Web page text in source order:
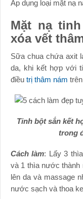
Áp dụng loại mặt nạ
Mặt nạ
xóa vết
Sữa chua chứa axit
da, khi kết hợp với
điều trị thâm nám
Tinh bột sắn kết
trong
Cách làm: Lấy 3
và 1 thìa nước thành
lên da và massage
nước sạch và thoa